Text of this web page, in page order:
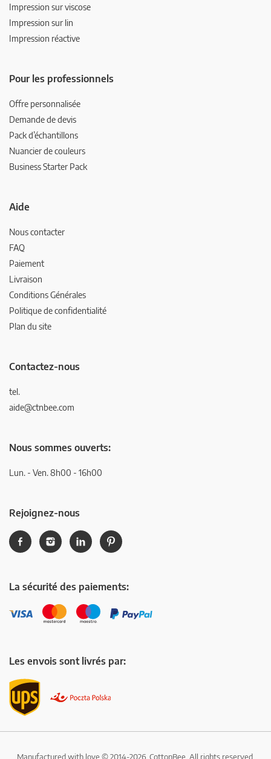
Impression sur viscose
Impression sur lin
Impression réactive
Pour les professionnels
Offre personnalisée
Demande de devis
Pack d’échantillons
Nuancier de couleurs
Business Starter Pack
Aide
Nous contacter
FAQ
Paiement
Livraison
Conditions Générales
Politique de confidentialité
Plan du site
Contactez-nous
tel.
aide@ctnbee.com
Nous sommes ouverts:
Lun. - Ven. 8h00 - 16h00
Rejoignez-nous
La sécurité des paiements:
Les envois sont livrés par:
Manufactured with love © 2014-2026, CottonBee, All rights reserved.